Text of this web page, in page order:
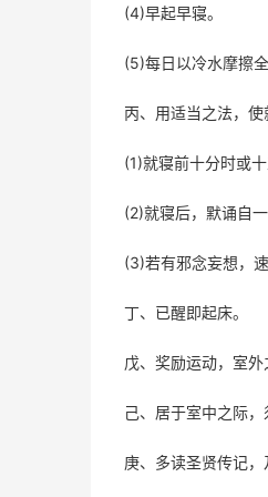
(4)早起早寝。
(5)每日以冷水摩擦全
丙、用适当之法，使
(1)就寝前十分时或
(2)就寝后，默诵自
(3)若有邪念妄想，
丁、已醒即起床。
戊、奖励运动，室外
己、居于室中之际，
庚、多读圣贤传记，